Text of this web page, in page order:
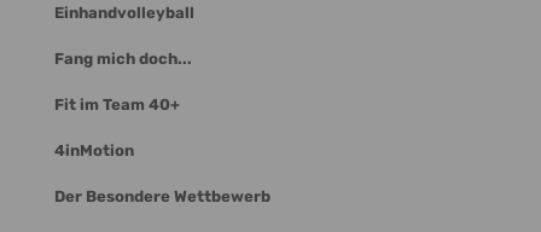
Einhandvolleyball
Fang mich doch...
Fit im Team 40+
4inMotion
Der Besondere Wettbewerb